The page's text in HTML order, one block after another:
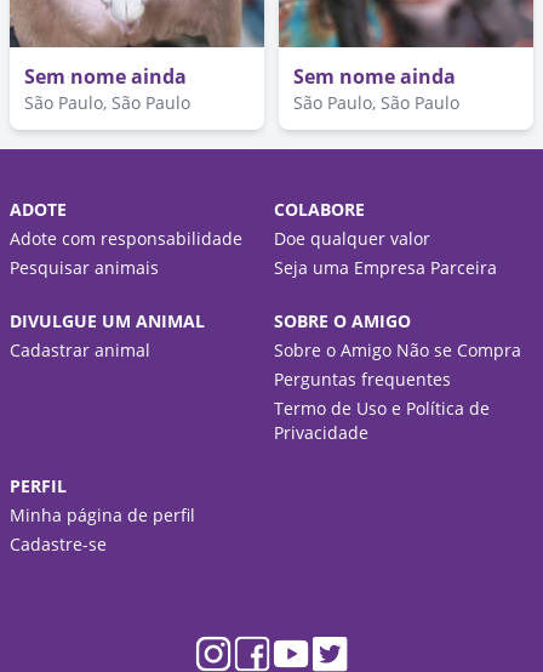
Sem nome ainda
São Paulo, São Paulo
Sem nome ainda
São Paulo, São Paulo
ADOTE
Adote com responsabilidade
Pesquisar animais
COLABORE
Doe qualquer valor
Seja uma Empresa Parceira
DIVULGUE UM ANIMAL
Cadastrar animal
SOBRE O AMIGO
Sobre o Amigo Não se Compra
Perguntas frequentes
Termo de Uso e Política de
Privacidade
PERFIL
Minha página de perfil
Cadastre-se